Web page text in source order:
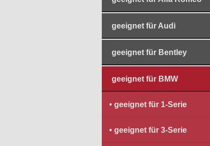
geeignet für Audi
geeignet für Bentley
geeignet für BMW
geeignet für 1-Serie
geeignet für 3-Serie